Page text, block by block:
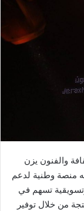
والفنون يزن
منصة وطنية لدعم
وتسويقية تسهم في
من خلال توفير